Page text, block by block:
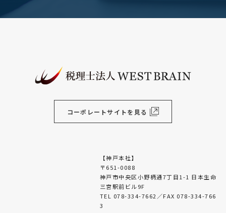
コーポレートサイトを見る
【神戸本社】
〒651-0088
神戸市中央区小野柄通7丁目1-1 日本生命
三宮駅前ビル9F
TEL 078-334-7662／FAX 078-334-766
3